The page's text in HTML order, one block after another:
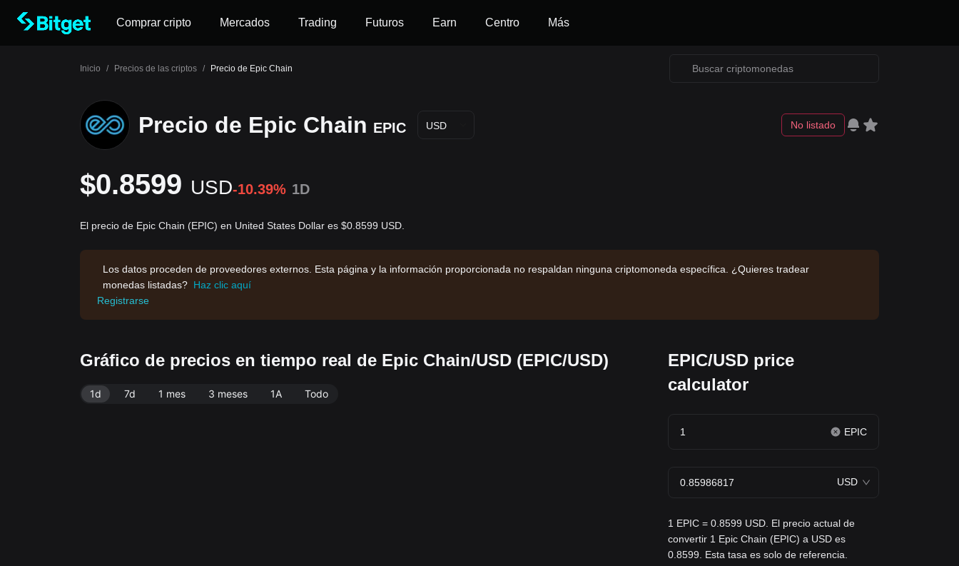
Comprar cripto Mercados Trading Futuros Earn Centro Más
Inicio / Precios de las criptos / Precio de Epic Chain
Precio de Epic Chain EPIC USD No listado
$0.8599 USD-10.39% 1D
El precio de Epic Chain (EPIC) en United States Dollar es $0.8599 USD.
Los datos proceden de proveedores externos. Esta página y la información proporcionada no respaldan ninguna criptomoneda específica. ¿Quieres tradear
monedas listadas? Haz clic aquí
Registrarse
Gráfico de precios en tiempo real de Epic Chain/USD (EPIC/USD)
1d 7d 1 mes 3 meses 1A Todo
EPIC/USD price
calculator
EPIC
USD
1 EPIC = 0.8599 USD. El precio actual de
convertir 1 Epic Chain (EPIC) a USD es
0.8599. Esta tasa es solo de referencia.